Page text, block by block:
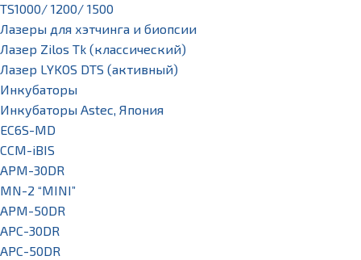
TS1000/ 1200/ 1500
Лазеры для хэтчинга и биопсии
Лазер Zilos Tk (классический)
Лазер LYKOS DTS (активный)
Инкубаторы
Инкубаторы Astec, Япония
EC6S-MD
CCM-iBIS
APM-30DR
MN-2 “MINI”
APM-50DR
APC-30DR
APC-50DR